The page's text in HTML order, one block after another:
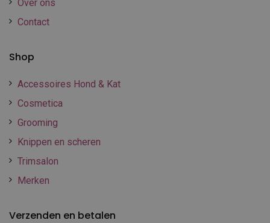
Over ons
Contact
Shop
Accessoires Hond & Kat
Cosmetica
Grooming
Knippen en scheren
Trimsalon
Merken
Verzenden en betalen